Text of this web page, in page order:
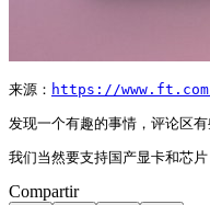
来源： https://www.ft.com/
发现一个有趣的事情，评论区
我们当然要支持国产显卡和芯
Compartir